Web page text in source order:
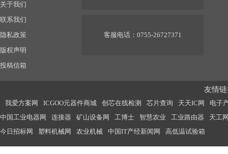
关于我们
联系我们
隐私政策
版权声明
投稿信箱
客服电话：0755-26727371
友情
我爱方案网 ICGOO元器件商城 创芯在线检测 芯片查询 天天IC网
电子
中国工业电器网
连接器 矿山设备网 工博士 智慧农业 工业路由器
天工
今日招标网
塑料机械网 农业机械 中国IT产经新闻网 高低温试验箱